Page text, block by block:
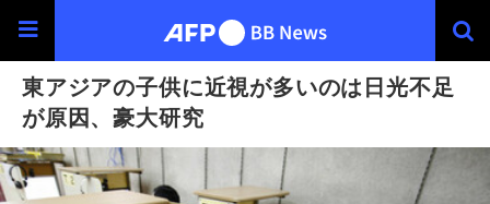
東アジアの子供に近視が多いのは日光不足
が原因、豪大研究